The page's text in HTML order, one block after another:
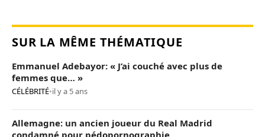
SUR LA MÊME THÉMATIQUE
Emmanuel Adebayor: « J’ai couché avec plus de
femmes que… »
CÉLÉBRITÉ•il y a 5 ans
Allemagne: un ancien joueur du Real Madrid